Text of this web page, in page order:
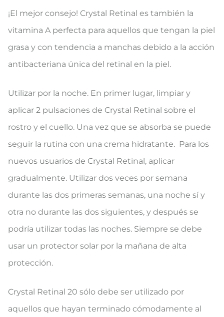
¡El mejor consejo! Crystal Retinal es también la
vitamina A perfecta para aquellos que tengan la piel
grasa y con tendencia a manchas debido a la acción
antibacteriana única del retinal en la piel.
Utilizar por la noche. En primer lugar, limpiar y
aplicar 2 pulsaciones de Crystal Retinal sobre el
rostro y el cuello. Una vez que se absorba se puede
seguir la rutina con una crema hidratante. Para los
nuevos usuarios de Crystal Retinal, aplicar
gradualmente. Utilizar dos veces por semana
durante las dos primeras semanas, una noche sí y
otra no durante las dos siguientes, y después se
podría utilizar todas las noches. Siempre se debe
usar un protector solar por la mañana de alta
protección.
Crystal Retinal 20 sólo debe ser utilizado por
aquellos que hayan terminado cómodamente al